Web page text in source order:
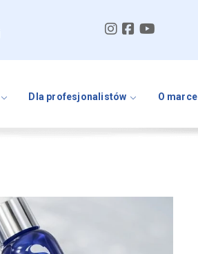
Dla profesjonalistów O marce